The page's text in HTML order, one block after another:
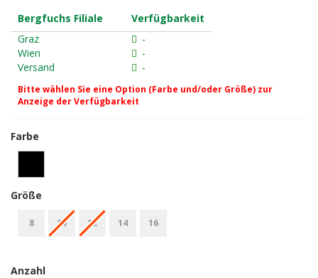
Bergfuchs Filiale
Verfügbarkeit
Graz
-
Wien
-
Versand
-
Bitte wählen Sie eine Option (Farbe und/oder Größe) zur
Anzeige der Verfügbarkeit
Farbe
Größe
8 10 12 14 16
Anzahl